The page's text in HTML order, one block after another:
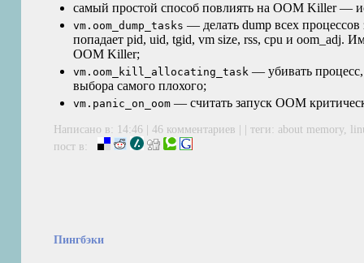
самый простой способ повлиять наOOM Killer —
vm.oom_dump_tasks — делать dump всех
попадает pid, uid, tgid, vm size, rss, cpu и oom_adj.
OOM Killer;
vm.oom_kill_allocating_task — убивать
выбора самого плохого;
vm.panic_on_oom — считать запускOOM
Написано в: 14:46 |46 комментариев | | теги: about memory,
пост в:
Пингбэки